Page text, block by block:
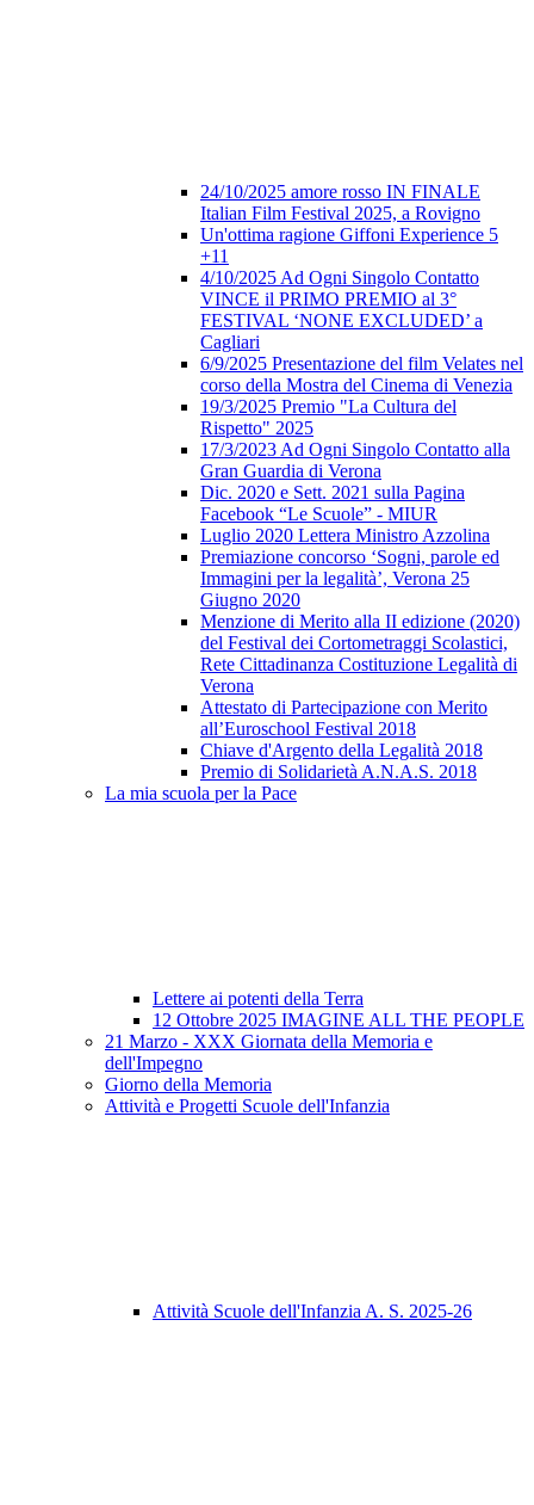
24/10/2025 amore rosso IN FINALE
Italian Film Festival 2025, a Rovigno
Un'ottima ragione Giffoni Experience 5
+11
4/10/2025 Ad Ogni Singolo Contatto
VINCE il PRIMO PREMIO al 3°
FESTIVAL ‘NONE EXCLUDED’ a
Cagliari
6/9/2025 Presentazione del film Velates nel
corso della Mostra del Cinema di Venezia
19/3/2025 Premio "La Cultura del
Rispetto" 2025
17/3/2023 Ad Ogni Singolo Contatto alla
Gran Guardia di Verona
Dic. 2020 e Sett. 2021 sulla Pagina
Facebook “Le Scuole” - MIUR
Luglio 2020 Lettera Ministro Azzolina
Premiazione concorso ‘Sogni, parole ed
Immagini per la legalità’, Verona 25
Giugno 2020
Menzione di Merito alla II edizione (2020)
del Festival dei Cortometraggi Scolastici,
Rete Cittadinanza Costituzione Legalità di
Verona
Attestato di Partecipazione con Merito
all’Euroschool Festival 2018
Chiave d'Argento della Legalità 2018
Premio di Solidarietà A.N.A.S. 2018
La mia scuola per la Pace
Lettere ai potenti della Terra
12 Ottobre 2025 IMAGINE ALL THE PEOPLE
21 Marzo - XXX Giornata della Memoria e
dell'Impegno
Giorno della Memoria
Attività e Progetti Scuole dell'Infanzia
Attività Scuole dell'Infanzia A. S. 2025-26